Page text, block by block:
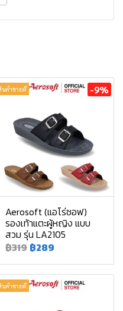
นค้าขายดี -9%
Aerosoft (แอโร่ซอฟ)
รองเท้าแตะผู้หญิง แบบ
สวม รุ่น LA2105
฿319 ฿289
นค้าขายดี